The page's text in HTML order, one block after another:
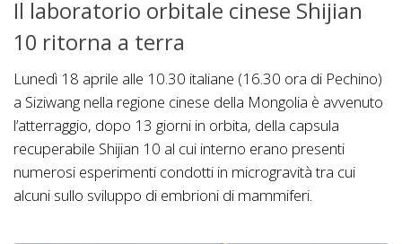
Il laboratorio orbitale cinese Shijian
10 ritorna a terra
Lunedì 18 aprile alle 10.30 italiane (16.30 ora di Pechino)
a Siziwang nella regione cinese della Mongolia è avvenuto
l’atterraggio, dopo 13 giorni in orbita, della capsula
recuperabile Shijian 10 al cui interno erano presenti
numerosi esperimenti condotti in microgravità tra cui
alcuni sullo sviluppo di embrioni di mammiferi.